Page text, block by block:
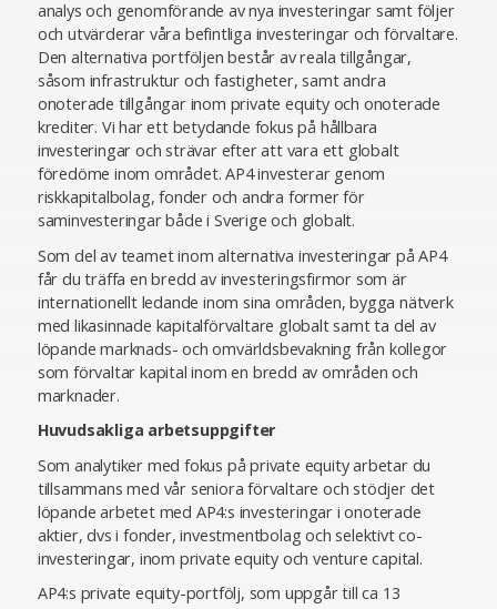
analys och genomförande av nya investeringar samt följer
och utvärderar våra befintliga investeringar och förvaltare.
Den alternativa portföljen består av reala tillgångar,
såsom infrastruktur och fastigheter, samt andra
onoterade tillgångar inom private equity och onoterade
krediter. Vi har ett betydande fokus på hållbara
investeringar och strävar efter att vara ett globalt
föredöme inom området. AP4 investerar genom
riskkapitalbolag, fonder och andra former för
saminvesteringar både i Sverige och globalt.
Som del av teamet inom alternativa investeringar på AP4
får du träffa en bredd av investeringsfirmor som är
internationellt ledande inom sina områden, bygga nätverk
med likasinnade kapitalförvaltare globalt samt ta del av
löpande marknads- och omvärldsbevakning från kollegor
som förvaltar kapital inom en bredd av områden och
marknader.
Huvudsakliga arbetsuppgifter
Som analytiker med fokus på private equity arbetar du
tillsammans med vår seniora förvaltare och stödjer det
löpande arbetet med AP4:s investeringar i onoterade
aktier, dvs i fonder, investmentbolag och selektivt co-
investeringar, inom private equity och venture capital.
AP4:s private equity-portfölj, som uppgår till ca 13